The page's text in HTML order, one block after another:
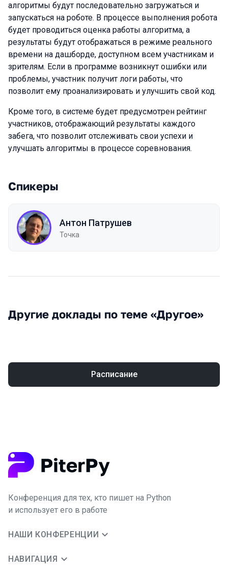
алгоритмы будут последовательно загружаться и
запускаться на роботе. В процессе выполнения робота
будет проводиться оценка работы алгоритма, а
результаты будут отображаться в режиме реального
времени на дашборде, доступном всем участникам и
зрителям. Если в программе возникнут ошибки или
проблемы, участник получит логи работы, что
позволит ему проанализировать и улучшить свой код.
Кроме того, в системе будет предусмотрен рейтинг
участников, отображающий результаты каждого
забега, что позволит отслеживать свои успехи и
улучшать алгоритмы в процессе соревнования.
Спикеры
Антон Патрушев
Точка
Другие доклады по теме «Другое»
Расписание
Конференция для тех, кто пишет на Python
и использует его в работе
НАШИ КОНФЕРЕНЦИИ
НАВИГАЦИЯ